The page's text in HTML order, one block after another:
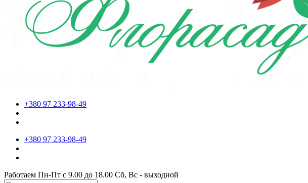
+380 97 233-98-49
+380 97 233-98-49
Работаем Пн-Пт с 9.00 до 18.00 Сб, Вс - выходной